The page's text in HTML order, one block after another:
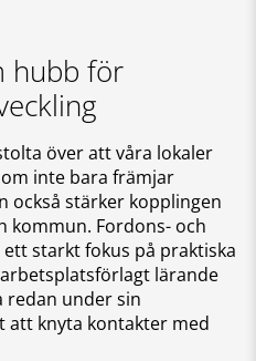
hubb för
över att våra lokaler
inte bara främjar
också stärker kopplingen
kommun. Fordons- och
starkt fokus på praktiska
lärande
redan under sin
knyta kontakter med